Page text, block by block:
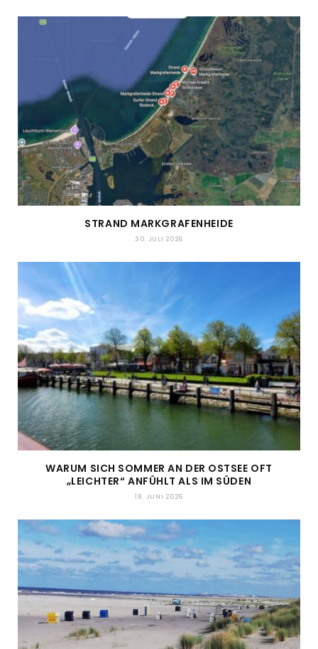
STRAND MARKGRAFENHEIDE
30. JULI 2026
WARUM SICH SOMMER AN DER OSTSEE OFT
„LEICHTER“ ANFÜHLT ALS IM SÜDEN
18. JUNI 2026